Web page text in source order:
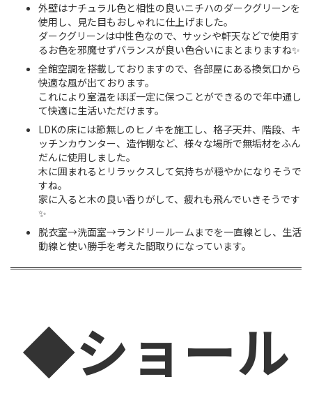
外壁はナチュラル色と相性の良いニチハのダークグリーンを
使用し、見た目もおしゃれに仕上げました。
ダークグリーンは中性色なので、サッシや軒天などで使用す
るお色を邪魔せずバランスが良い色合いにまとまりますね✨
全館空調を搭載しておりますので、各部屋にある換気口から
快適な風が出ております。
これにより室温をほぼ一定に保つことができるので年中通し
て快適に生活いただけます。
LDKの床には節無しのヒノキを施工し、格子天井、階段、キ
ッチンカウンター、造作棚など、様々な場所で無垢材をふん
だんに使用しました。
木に囲まれるとリラックスして気持ちが穏やかになりそうで
すね。
家に入ると木の良い香りがして、疲れも飛んでいきそうです
✨
脱衣室→洗面室→ランドリールームまでを一直線とし、生活
動線と使い勝手を考えた間取りになっています。
◆ショール